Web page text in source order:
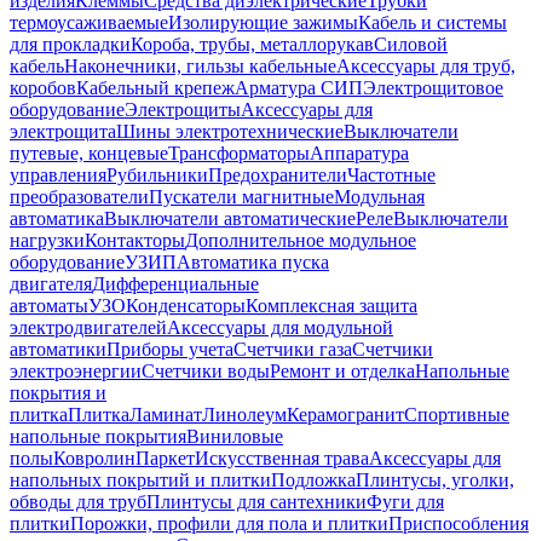
термоусаживаемыеИзолирующие зажимыКабель и системы
для прокладкиКороба, трубы, металлорукавСиловой
кабельНаконечники, гильзы кабельныеАксессуары для труб,
коробовКабельный крепежАрматура СИПЭлектрощитовое
оборудованиеЭлектрощитыАксессуары для
электрощитаШины электротехническиеВыключатели
путевые, концевыеТрансформаторыАппаратура
управленияРубильникиПредохранителиЧастотные
преобразователиПускатели магнитныеМодульная
автоматикаВыключатели автоматическиеРелеВыключатели
нагрузкиКонтакторыДополнительное модульное
оборудованиеУЗИПАвтоматика пуска
двигателяДифференциальные
автоматыУЗОКонденсаторыКомплексная защита
электродвигателейАксессуары для модульной
автоматикиПриборы учетаСчетчики газаСчетчики
электроэнергииСчетчики водыРемонт и отделкаНапольные
покрытия и
плиткаПлиткаЛаминатЛинолеумКерамогранитСпортивные
напольные покрытияВиниловые
полыКовролинПаркетИскусственная траваАксессуары для
напольных покрытий и плиткиПодложкаПлинтусы, уголки,
обводы для трубПлинтусы для сантехникиФуги для
плиткиПорожки, профили для пола и плиткиПриспособления